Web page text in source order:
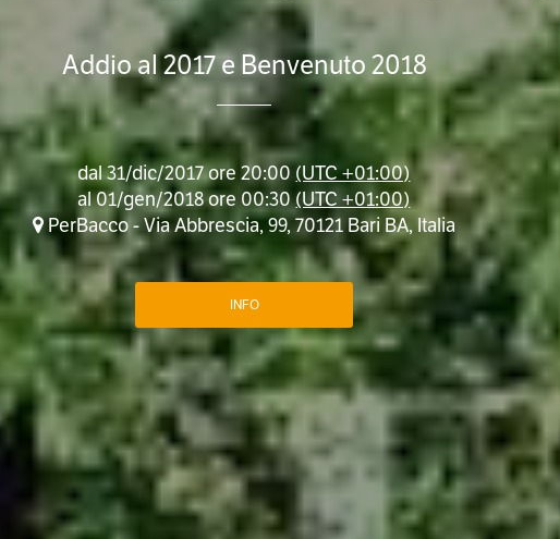
Addio al 2017 e Benvenuto 2018
dal31/dic/2017 ore 20:00 (UTC +01:00)
al01/gen/2018 ore 00:30(UTC +01:00)
PerBacco - Via Abbrescia, 99, 70121 Bari BA, Italia
INFO